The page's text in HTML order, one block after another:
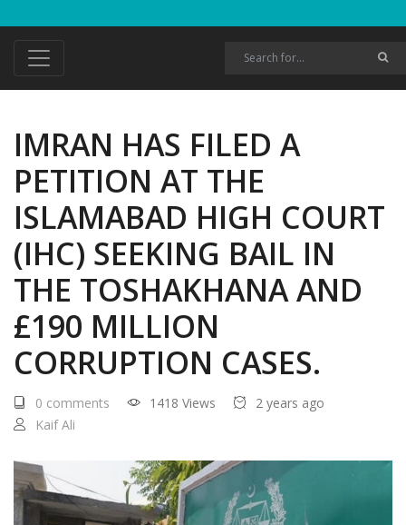
IMRAN HAS FILED A
PETITION AT THE
ISLAMABAD HIGH COURT
(IHC) SEEKING BAIL IN
THE TOSHAKHANA AND
£190 MILLION
CORRUPTION CASES.
0 comments 1418 Views
2 years ago
Kaif Ali